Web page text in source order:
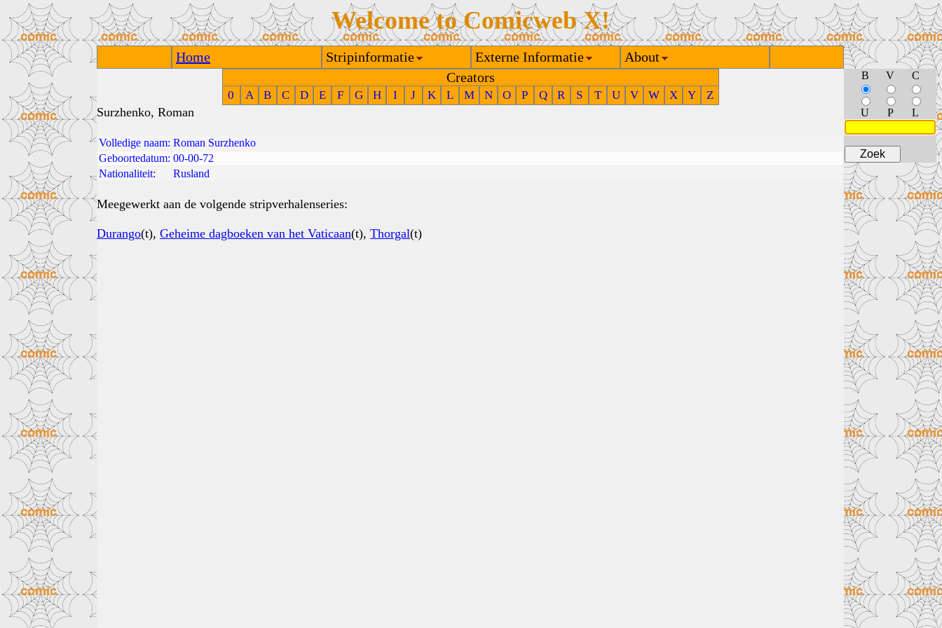
Welcome to Comicweb X!
Home Stripinformatie Externe Informatie
About
Creators
0 A B C D E F G H I J K L M N O P Q R S T U V W X Y Z
Surzhenko, Roman
Volledige naam: Roman Surzhenko
Geboortedatum: 00-00-72
Nationaliteit:
Rusland
Meegewerkt aan de volgende stripverhalenseries:
Durango(t), Geheime dagboeken van het Vaticaan(t), Thorgal(t)
B V C
U P L